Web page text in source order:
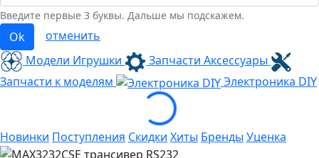
Введите первые 3 буквы. Дальше мы подскажем.
Ok
отменить
Модели Игрушки
Запчасти Аксессуары
Запчасти к моделям
Электроника DIY
Loading...
Новинки Поступления Скидки Хиты Бренды Уценка